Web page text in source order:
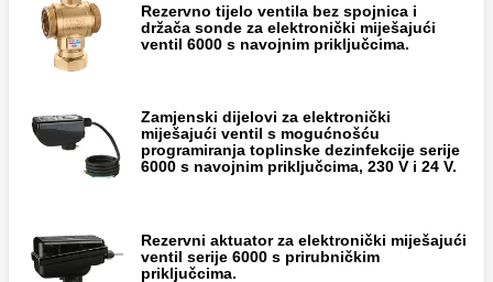
Rezervno tijelo ventila bez spojnica i
držača sonde za elektronički miješajući
ventil 6000 s navojnim priključcima.
Zamjenski dijelovi za elektronički
miješajući ventil s mogućnošću
programiranja toplinske dezinfekcije serije
6000 s navojnim priključcima, 230 V i 24 V.
Rezervni aktuator za elektronički miješajući
ventil serije 6000 s prirubničkim
priključcima.